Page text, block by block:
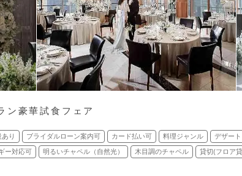
ン豪華試食フェア
り ブライダルローン案内可 カード払い可 料理ジャンル デザー
ー対応可 明るいチャペル（自然光） 木目調のチャペル 貸切(フロア